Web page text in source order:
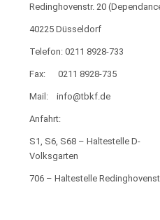
Redinghovenstr. 20
40225 Düsseldorf
Telefon: 0211 8928-733
Fax: 0211 8928-735
Mail: info@tbkf.de
Anfahrt:
S1, S6, S68 – Haltestelle D-
Volksgarten
706 – Haltestelle